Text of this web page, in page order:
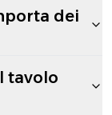
dei
tavolo